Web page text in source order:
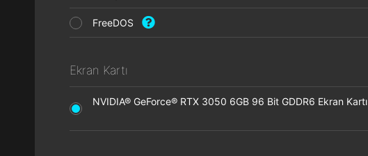
FreeDOS
Ekran Kartı
NVIDIA® GeForce® RTX 3050 6GB 96 Bit GDDR6 Ekran Kartı